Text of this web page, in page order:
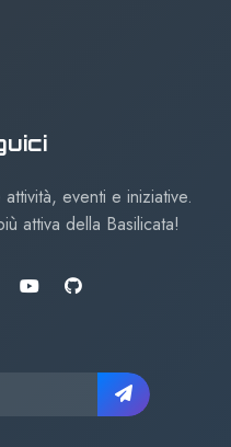
eventi e iniziative.
attiva della Basilicata!